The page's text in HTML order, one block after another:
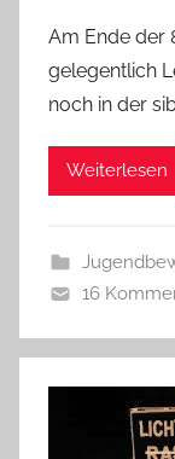
Am Ende der
gelegentlich
noch in der
Weiterlesen
16